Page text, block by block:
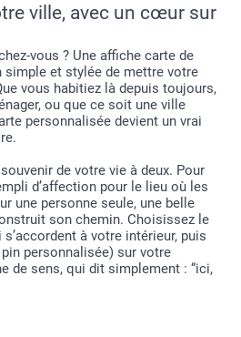
ville, avec un cœur sur
vous ? Une affiche carte de
et stylée de mettre votre
vous habitiez là depuis toujours,
ou que ce soit une ville
personnalisée devient un vrai
de votre vie à deux. Pour
d’affection pour le lieu où les
une personne seule, une belle
son chemin. Choisissez le
à votre intérieur, puis
personnalisée) sur votre
de sens, qui dit simplement : “ici,